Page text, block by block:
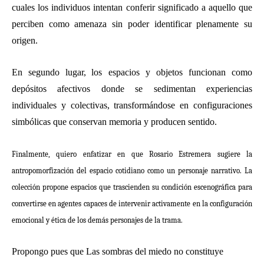
cuales los individuos intentan conferir significado a aquello que
perciben como amenaza sin poder identificar plenamente su
origen.
En segundo lugar,
los espacios y objetos funcionan como
depósitos afectivos donde se sedimentan experiencias
individuales y colectivas, transformándose en configuraciones
simbólicas que conservan memoria y producen sentido.
Finalmente, quiero enfatizar en que Rosario Estremera sugiere la
antropomorfización del espacio cotidiano como un personaje narrativo. La
colección propone espacios que trascienden su condición escenográfica para
convertirse en agentes capaces de intervenir activamente en la configuración
emocional y ética de los demás personajes de la trama.
Propongo pues que Las sombras del miedo no constituye